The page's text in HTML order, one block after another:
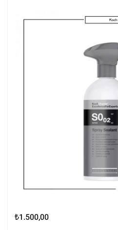
₺1.500,00